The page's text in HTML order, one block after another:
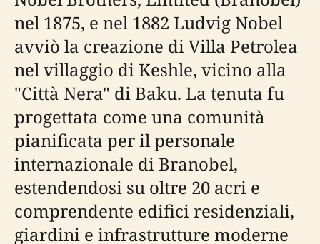
nel 1875, e nel 1882 Ludvig Nobel
avviò la creazione di Villa Petrolea
nel villaggio di Keshle, vicino alla
"Città Nera" di Baku. La tenuta fu
progettata come una comunità
pianificata per il personale
internazionale di Branobel,
estendendosi su oltre 20 acri e
comprendente edifici residenziali,
giardini e infrastrutture moderne